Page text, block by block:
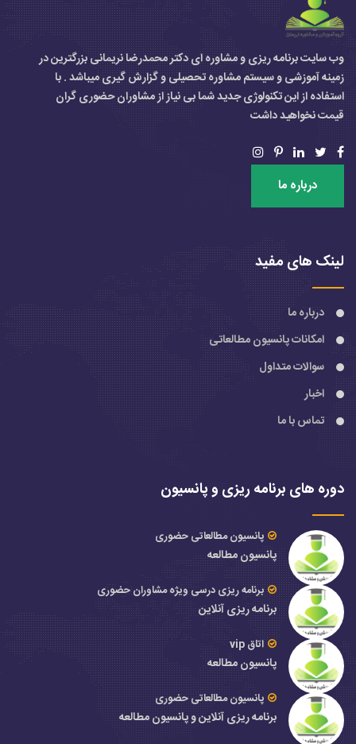
وب سایت برنامه ریزی و مشاوره ای دکتر محمدرضا نریمانی بزرگترین در
زمینه آموزشی و سیستم مشاوره تحصیلی و گزارش گیری میباشد . با
استفاده از این تکنولوژی جدید شما بی نیاز از مشاوران حضوری گران
قیمت نخواهید داشت
درباره ما
لینک های مفید
درباره ما
امکانات پانسیون مطالعاتی
سوالات متداول
اخبار
تماس با ما
دوره های برنامه ریزی و پانسیون
پانسیون مطالعاتی حضوری
پانسیون مطالعه
برنامه ریزی درسی ویژه مشاوران حضوری
برنامه ریزی آنلاین
اتاق vip
پانسیون مطالعه
پانسیون مطالعاتی حضوری
برنامه ریزی آنلاین و پانسیون مطالعه